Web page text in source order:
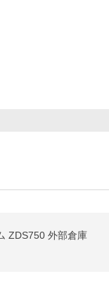
ZDS750 外部倉庫